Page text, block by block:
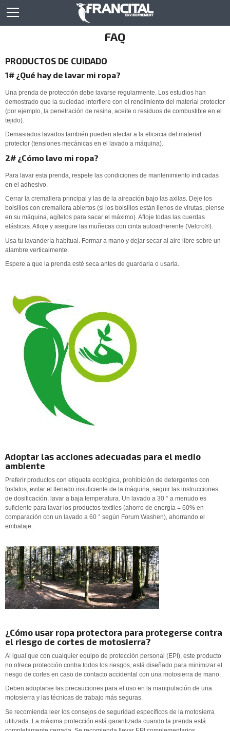
FAQ
PRODUCTOS DE CUIDADO
1# ¿Qué hay de lavar mi ropa?
Una prenda de protección debe lavarse regularmente. Los estudios han
demostrado que la suciedad interfiere con el rendimiento del material protector
(por ejemplo, la penetración de resina, aceite o residuos de combustible en el
tejido).
Demasiados lavados también pueden afectar a la eficacia del material
protector (tensiones mecánicas en el lavado a máquina).
2# ¿Cómo lavo mi ropa?
Para lavar esta prenda, respete las condiciones de mantenimiento indicadas
en el adhesivo.
Cerrar la cremallera principal y las de la aireación bajo las axilas. Deje los
bolsillos con cremallera abiertos (si los bolsillos están llenos de virutas, piense
en su máquina, agítelos para sacar el máximo). Afloje todas las cuerdas
elásticas. Afloje y asegure las muñecas con cinta autoadherente (Velcro®).
Usa tu lavandería habitual. Formar a mano y dejar secar al aire libre sobre un
alambre verticalmente.
Espere a que la prenda esté seca antes de guardarla o usarla.
Adoptar las acciones adecuadas para el medio
ambiente
Preferir productos con etiqueta ecológica, prohibición de detergentes con
fosfatos, evitar el llenado insuficiente de la máquina, seguir las instrucciones
de dosificación, lavar a baja temperatura. Un lavado a 30 ° a menudo es
suficiente para lavar los productos textiles (ahorro de energía = 60% en
comparación con un lavado a 60 ° según Forum Washen), ahorrando el
embalaje.
¿Cómo usar ropa protectora para protegerse contra
el riesgo de cortes de motosierra?
Al igual que con cualquier equipo de protección personal (EPI), este producto
no ofrece protección contra todos los riesgos, está diseñado para minimizar el
riesgo de cortes en caso de contacto accidental con una motosierra de mano.
Deben adoptarse las precauciones para el uso en la manipulación de una
motosierra y las técnicas de trabajo más seguras.
Se recomienda leer los consejos de seguridad específicos de la motosierra
utilizada. La máxima protección está garantizada cuando la prenda está